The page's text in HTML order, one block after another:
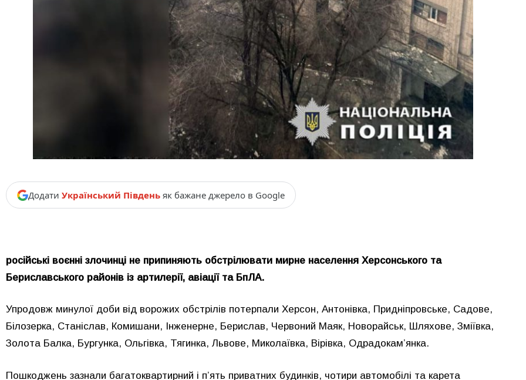
Додати Український Південь як бажане джерело в Google
російські воєнні злочинці не припиняють обстрілювати мирне населення Херсонського та
Бериславського районів із артилерії, авіації та БпЛА.
Упродовж минулої доби від ворожих обстрілів потерпали Херсон, Антонівка, Придніпровське, Садове,
Білозерка, Станіслав, Комишани, Інженерне, Берислав, Червоний Маяк, Новорайськ, Шляхове, Зміївка,
Золота Балка, Бургунка, Ольгівка, Тягинка, Львове, Миколаївка, Вірівка, Одрадокам’янка.
Пошкоджень зазнали багатоквартирний і п’ять приватних будинків, чотири автомобілі та карета